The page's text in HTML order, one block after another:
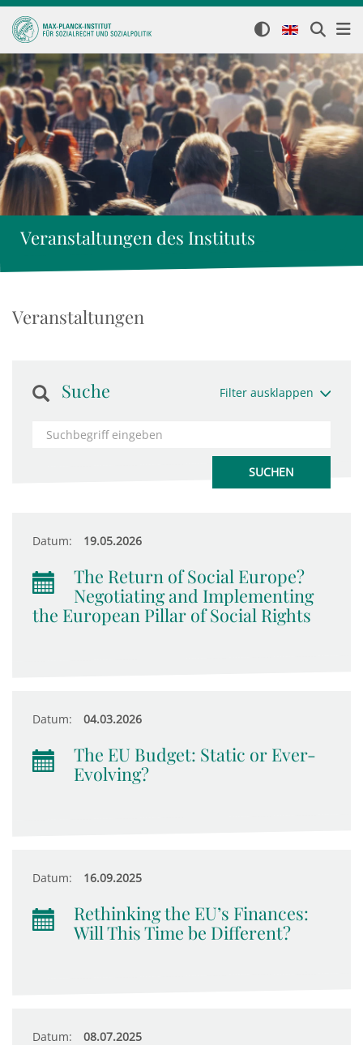
Veranstaltungen des Instituts
Veranstaltungen
Suche Filter ausklappen
Datum: 19.05.2026
The Return of Social Europe?
Negotiating and Implementing
the European Pillar of Social Rights
Datum: 04.03.2026
The EU Budget: Static or Ever-
Evolving?
Datum: 16.09.2025
Rethinking the EU’s Finances:
Will This Time be Different?
Datum: 08.07.2025